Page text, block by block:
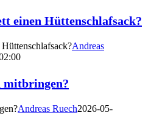
einen Hüttenschlafsack?
Andreas
mitbringen?
Andreas Ruech2026-05-